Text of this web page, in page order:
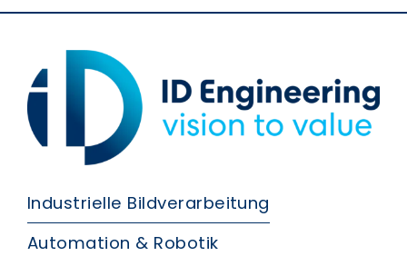
Industrielle Bildverarbeitung
Automation & Robotik